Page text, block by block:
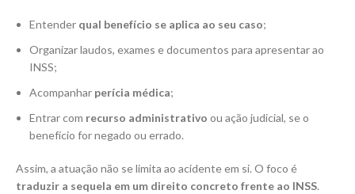
Entender qual benefício se aplica ao seu caso;
Organizar laudos, exames e documentos para apresentar ao
INSS;
Acompanhar perícia médica;
Entrar com recurso administrativo ou ação judicial, se o
benefício for negado ou errado.
Assim, a atuação não se limita ao acidente em si. O foco é
traduzir a sequela em um direito concreto frente ao INSS.